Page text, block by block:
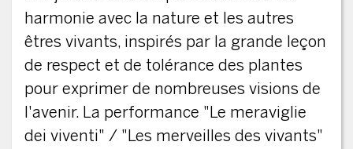
harmonie avec la nature et les autres
êtres vivants, inspirés par la grande leçon
de respect et de tolérance des plantes
pour exprimer de nombreuses visions de
l'avenir. La performance "Le meraviglie
dei viventi" / "Les merveilles des vivants"